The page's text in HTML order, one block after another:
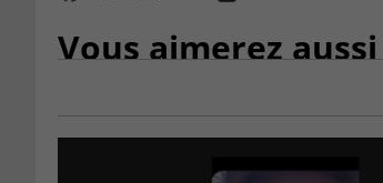
Vous aimerez aussi